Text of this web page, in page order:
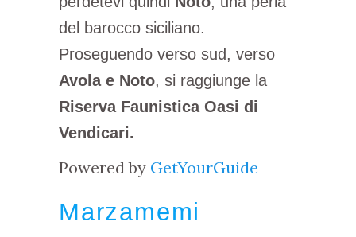
del barocco siciliano.
Proseguendo verso sud, verso
Avola e Noto, si raggiunge la
Riserva Faunistica Oasi di
Vendicari.
Powered by GetYourGuide
Marzamemi